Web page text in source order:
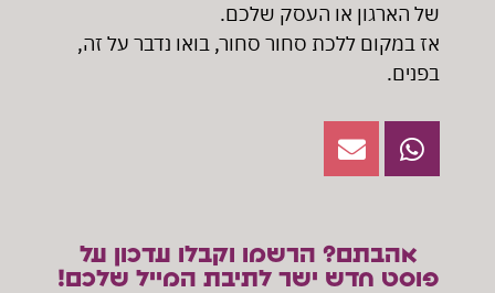
של הארגון או העסק שלכם.
אז במקום ללכת סחור סחור, בואו נדבר על זה,
בפנים.
אהבתם? הרשמו וקבלו עדכון על
פוסט חדש ישר לתיבת המייל שלכם!